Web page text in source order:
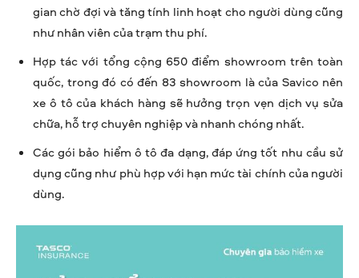
gian chờ đợi và tăng tính linh hoạt cho người dùng cũng
như nhân viên của trạm thu phí.
Hợp tác với tổng cộng 650 điểm showroom trên toàn
quốc, trong đó có đến 83 showroom là của Savico nên
xe ô tô của khách hàng sẽ hưởng trọn vẹn dịch vụ sửa
chữa, hỗ trợ chuyên nghiệp và nhanh chóng nhất.
Các gói bảo hiểm ô tô đa dạng, đáp ứng tốt nhu cầu sử
dụng cũng như phù hợp với hạn mức tài chính của người
dùng.